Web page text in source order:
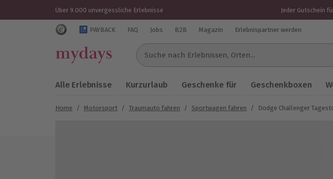
Über 9.000 unvergessliche Erlebnisse Jeder Gutschein
Trustedshops Bewertungen für mydays.de
PAYBACK FAQ Jobs B2B Magazin Erlebnispartner werden
Suche nach Erlebnissen...
Alle Erlebnisse Kurzurlaub Geschenke für Geschenkboxen
Home / Motorsport / Traumauto fahren / Sportwagen fahren / Dodge Challenger